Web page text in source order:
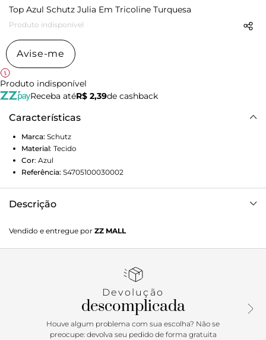
Top Azul Schutz Julia Em Tricoline Turquesa
Produto indisponível
Avise-me
Produto indisponível
Receba atéR$ 2,39de cashback
Características
Marca: Schutz
Material: Tecido
Cor: Azul
Referência: S4705100030002
Descrição
Feito em tricoline, possui decote "V', alças finas e detalhe de
pregas na parte frontal. Aposte! Composição: 100% Algodão
Vendido e entregue por ZZ MALL
Devolução
descomplicada
Houve algum problema com sua escolha? Não se
preocupe: devolva seu pedido de forma gratuita